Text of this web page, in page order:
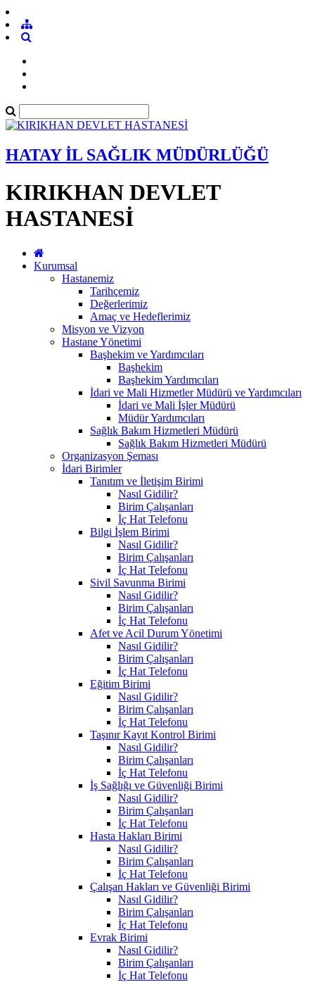
HATAY İL SAĞLIK MÜDÜRLÜĞÜ
KIRIKHAN DEVLET
HASTANESİ
Kurumsal
Hastanemiz
Tarihçemiz
Değerlerimiz
Amaç ve Hedeflerimiz
Misyon ve Vizyon
Hastane Yönetimi
Başhekim ve Yardımcıları
Başhekim
Başhekim Yardımcıları
İdari ve Mali Hizmetler Müdürü ve Yardımcıları
İdari ve Mali İşler Müdürü
Müdür Yardımcıları
Sağlık Bakım Hizmetleri Müdürü
Sağlık Bakım Hizmetleri Müdürü
Organizasyon Şeması
İdari Birimler
Tanıtım ve İletişim Birimi
Nasıl Gidilir?
Birim Çalışanları
İç Hat Telefonu
Bilgi İşlem Birimi
Nasıl Gidilir?
Birim Çalışanları
İç Hat Telefonu
Sivil Savunma Birimi
Nasıl Gidilir?
Birim Çalışanları
İç Hat Telefonu
Afet ve Acil Durum Yönetimi
Nasıl Gidilir?
Birim Çalışanları
İç Hat Telefonu
Eğitim Birimi
Nasıl Gidilir?
Birim Çalışanları
İç Hat Telefonu
Taşınır Kayıt Kontrol Birimi
Nasıl Gidilir?
Birim Çalışanları
İç Hat Telefonu
İş Sağlığı ve Güvenliği Birimi
Nasıl Gidilir?
Birim Çalışanları
İç Hat Telefonu
Hasta Hakları Birimi
Nasıl Gidilir?
Birim Çalışanları
İç Hat Telefonu
Çalışan Hakları ve Güvenliği Birimi
Nasıl Gidilir?
Birim Çalışanları
İç Hat Telefonu
Evrak Birimi
Nasıl Gidilir?
Birim Çalışanları
İç Hat Telefonu